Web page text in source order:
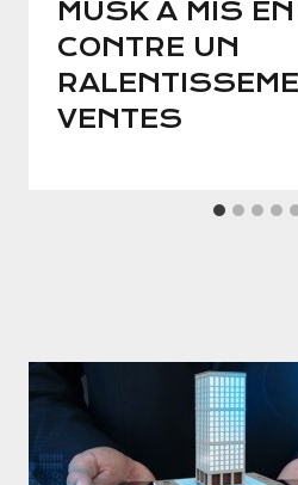
MUSK A MIS
CONTRE UN
VENTES